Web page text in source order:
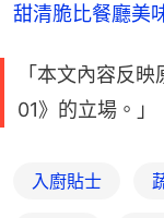
甜清脆比餐廳美
「本文內容反
01》的立場。」
入廚貼士